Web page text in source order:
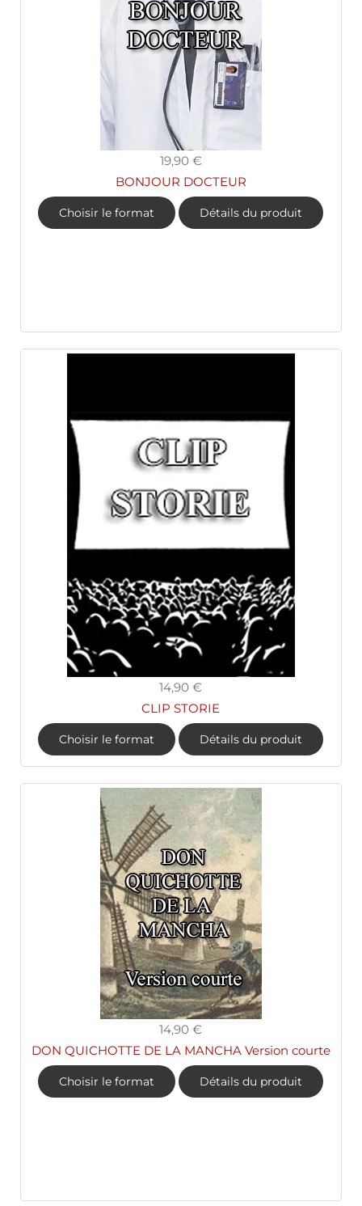
19,90 €
BONJOUR DOCTEUR
Choisir le format Détails du produit
14,90 €
CLIP STORIE
Choisir le format Détails du produit
14,90 €
DON QUICHOTTE DE LA MANCHA Version courte
Choisir le format Détails du produit